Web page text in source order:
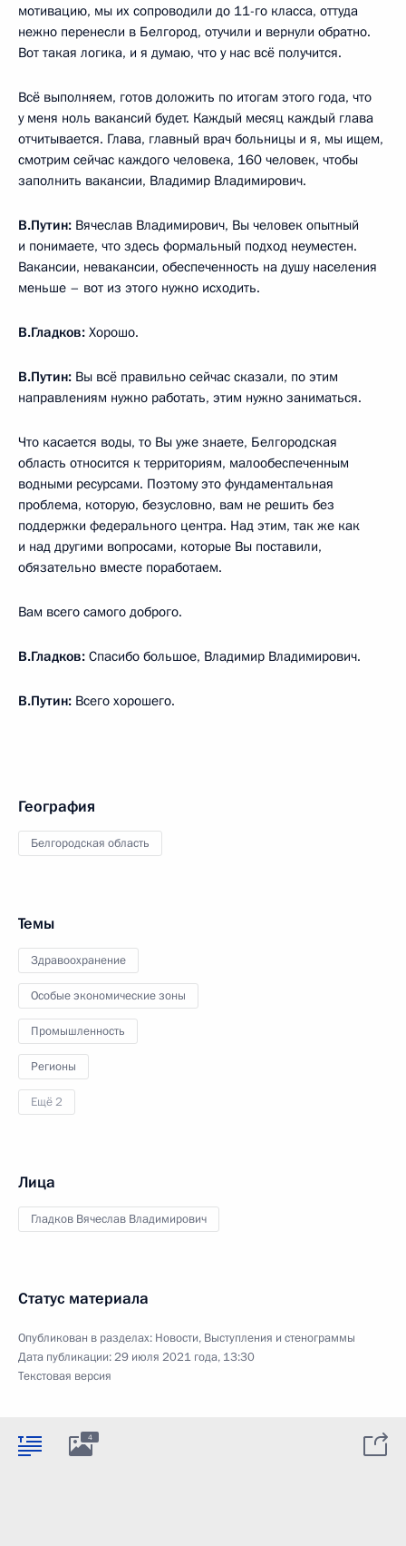
мотивацию, мы их сопроводили до 11-го класса, оттуда
нежно перенесли в Белгород, отучили и вернули обратно.
Вот такая логика, и я думаю, что у нас всё получится.
Всё выполняем, готов доложить по итогам этого года, что
у меня ноль вакансий будет. Каждый месяц каждый глава
отчитывается. Глава, главный врач больницы и я, мы ищем,
смотрим сейчас каждого человека, 160 человек, чтобы
заполнить вакансии, Владимир Владимирович.
В.Путин: Вячеслав Владимирович, Вы человек опытный
и понимаете, что здесь формальный подход неуместен.
Вакансии, невакансии, обеспеченность на душу населения
меньше – вот из этого нужно исходить.
В.Гладков: Хорошо.
В.Путин: Вы всё правильно сейчас сказали, по этим
направлениям нужно работать, этим нужно заниматься.
Что касается воды, то Вы уже знаете, Белгородская
область относится к территориям, малообеспеченным
водными ресурсами. Поэтому это фундаментальная
проблема, которую, безусловно, вам не решить без
поддержки федерального центра. Над этим, так же как
и над другими вопросами, которые Вы поставили,
обязательно вместе поработаем.
Вам всего самого доброго.
В.Гладков: Спасибо большое, Владимир Владимирович.
В.Путин: Всего хорошего.
География
Белгородская область
Темы
Здравоохранение
Особые экономические зоны
Промышленность
Регионы
Ещё 2
Лица
Гладков Вячеслав Владимирович
Статус материала
Опубликован в разделах: Новости, Выступления и стенограммы
Дата публикации:29 июля 2021 года, 13:30
Текстовая версия
4